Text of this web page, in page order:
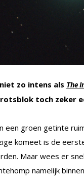
zo intens als The
toch zeker
een groen getinte
komeet is de
Maar wees er
namelijk